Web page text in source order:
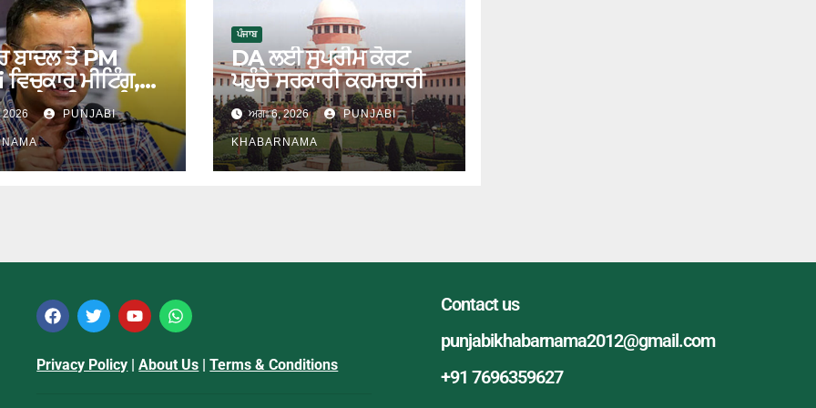
ਬਾਦਲ ਤੇ PM
ਮੀਟਿੰਗ,
ਨੇ ਕਸਿਆ ਤੰਜ਼
PUNJABI
ਪੰਜਾਬ
DA ਲਈ ਸੁਪਰੀਮ ਕੋਰਟ
ਪਹੁੰਚੇ ਸਰਕਾਰੀ ਕਰਮਚਾਰੀ
ਅਗਃ 6, 2026 PUNJABI
KHABARNAMA
Privacy Policy |About Us |Terms & Conditions
Contact us
punjabikhabarnama2012@gmail.com
+91 7696359627